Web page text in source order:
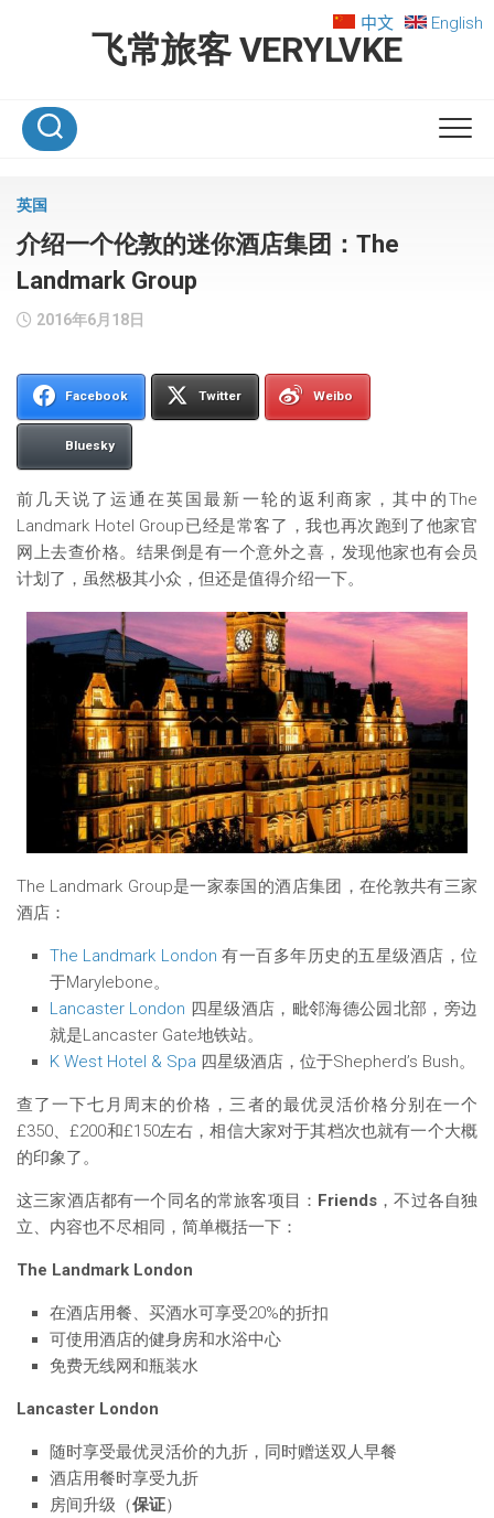
飞常旅客 VERYLVKE
中文 English
英国
介绍一个伦敦的迷你酒店集团：The
Landmark Group
2016年6月18日
Facebook Twitter Weibo
Bluesky
前几天说了运通在英国最新一轮的返利商家，其中的The
Landmark Hotel Group已经是常客了，我也再次跑到了他家官
网上去查价格。结果倒是有一个意外之喜，发现他家也有会员
计划了，虽然极其小众，但还是值得介绍一下。
The Landmark Group是一家泰国的酒店集团，在伦敦共有三家
酒店：
The Landmark London 有一百多年历史的五星级酒店，位
于Marylebone。
Lancaster London 四星级酒店，毗邻海德公园北部，旁边
就是Lancaster Gate地铁站。
K West Hotel & Spa 四星级酒店，位于Shepherd’s Bush。
查了一下七月周末的价格，三者的最优灵活价格分别在一个
£350、£200和£150左右，相信大家对于其档次也就有一个大概
的印象了。
这三家酒店都有一个同名的常旅客项目： Friends ，不过各自独
立、内容也不尽相同，简单概括一下：
The Landmark London
在酒店用餐、买酒水可享受20%的折扣
可使用酒店的健身房和水浴中心
免费无线网和瓶装水
Lancaster London
随时享受最优灵活价的九折，同时赠送双人早餐
酒店用餐时享受九折
房间升级（保证）